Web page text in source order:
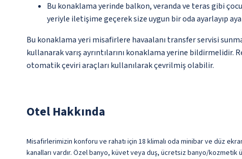
Bu konaklama yerinde balkon, veranda ve teras gibi
yeriyle iletişime geçerek size uygun bir oda ayarlayıp
Bu konaklama yeri misafirlere havaalanı transfer servisi
kullanarak varış ayrıntılarını konaklama yerine bildirmelidir.
otomatik çeviri araçları kullanılarak çevrilmiş olabilir.
Otel Hakkında
Misafirlerimizin konforu ve rahatı için 18 klimalı oda minibar ve düz
kanalları vardır. Özel banyo, küvet veya duş, ücretsiz banyo/kozmetik